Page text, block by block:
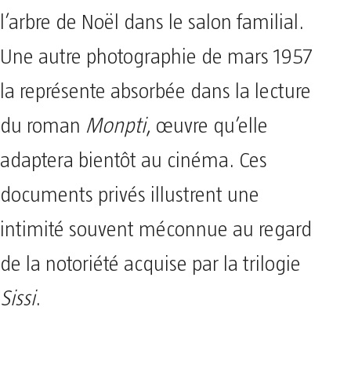
l’arbre de Noël dans le salon familial.
Une autre photographie de mars 1957
la représente absorbée dans la lecture
du roman Monpti, œuvre qu’elle
adaptera bientôt au cinéma. Ces
documents privés illustrent une
intimité souvent méconnue au regard
de la notoriété acquise par la trilogie
Sissi.